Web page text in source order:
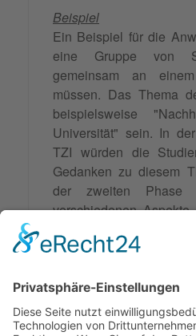
Beispiel
Ein Beispiel für die
eine Gruppe von
gemeinsam an
müssen. Das Thema
beispielsweise
Universität" sein. In
TZI würden die
Gedanken zu diesem
der zweiten
verschiedenen
Handlungsschritte
Maßnahmen planen
letzten Phase würden
Projekts reflektieren und